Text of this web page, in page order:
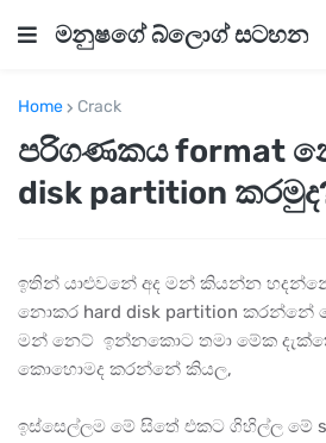
මනුෂගේ බ්ලොග් සටහන
Home Crack
පරිගණකය format
disk partition
ඉතින් යාළුවනේ අද මන් කියන්න
නොකර hard disk partition
මන් නෙට් ඉන්නකොට තමා මේක
කොහොමද කරන්නේ කියල,
ඉස්සෙල්ලම මේ සිතේ එකට ගිහිල්ල මේ